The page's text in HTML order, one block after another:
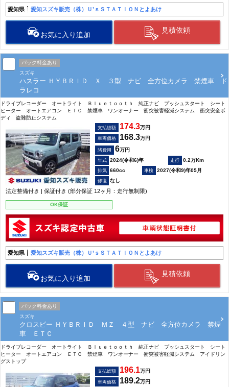
愛知県 愛知スズキ販売（株）Ｕ’ｓＳＴＡＴＩＯＮとよあけ
お気に入り追加
見積依頼
パック料金あり
スズキ
ハスラー ＨＹＢＲＩＤ Ｘ ３型 ナビ 全方位カメラ 禁煙車 ド
ラレコ
ドライブレコーダー オートライト Ｂｌｕｅｔｏｏｔｈ 純正ナビ プッシュスタート シート
ヒーター オートエアコン ＥＴＣ 禁煙車 ワンオーナー 衝突被害軽減システム 衝突安全ボ
ディ 盗難防止システム
支払総額 174.3万円
車両価格 168.3万円
諸費用 6万円
2024(令和6)年
0.2万Km
660cc
2027(令和9)年05月
なし
法定整備付き | 保証付き (部分保証 12ヶ月：走行無制限)
OK保証
愛知県 愛知スズキ販売（株）Ｕ’ｓＳＴＡＴＩＯＮとよあけ
お気に入り追加
見積依頼
パック料金あり
スズキ
クロスビー ＨＹＢＲＩＤ ＭＺ ４型 ナビ 全方位カメラ 禁煙
車 ＥＴＣ
ドライブレコーダー オートライト Ｂｌｕｅｔｏｏｔｈ 純正ナビ プッシュスタート シート
ヒーター オートエアコン ＥＴＣ 禁煙車 ワンオーナー 衝突被害軽減システム アイドリン
グストップ
支払総額 196.1万円
車両価格 189.2万円